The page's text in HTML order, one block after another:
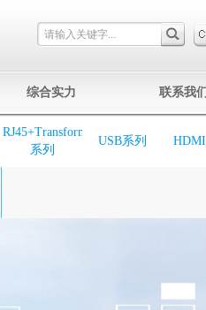
综合实力 联系我
RJ45+Transformer
系列
USB系列